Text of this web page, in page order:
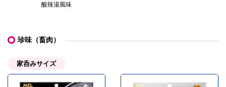
酸辣湯風味
珍味（畜肉）
家呑みサイズ